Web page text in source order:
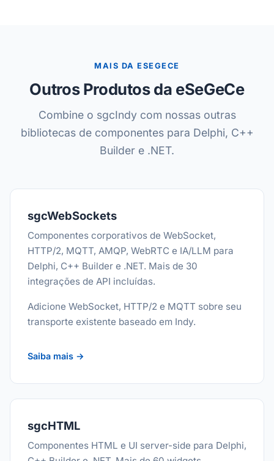
MAIS DA ESEGECE
Outros Produtos da eSeGeCe
Combine o sgcIndy com nossas outras
bibliotecas de componentes para Delphi, C++
Builder e .NET.
sgcWebSockets
Componentes corporativos de WebSocket,
HTTP/2, MQTT, AMQP, WebRTC e IA/LLM para
Delphi, C++ Builder e .NET. Mais de 30
integrações de API incluídas.
Adicione WebSocket, HTTP/2 e MQTT sobre seu
transporte existente baseado em Indy.
Saiba mais →
sgcHTML
Componentes HTML e UI server-side para Delphi,